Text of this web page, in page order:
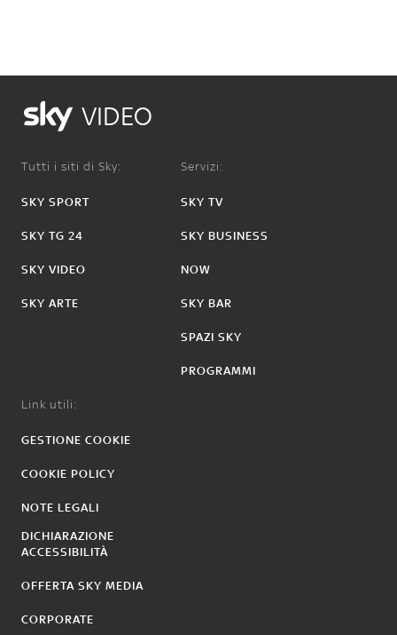
VIDEO
Tutti i siti di Sky:
SKY SPORT
SKY TG 24
SKY VIDEO
SKY ARTE
Servizi:
SKY TV
SKY BUSINESS
NOW
SKY BAR
SPAZI SKY
PROGRAMMI
Link utili:
GESTIONE COOKIE
COOKIE POLICY
NOTE LEGALI
DICHIARAZIONE
ACCESSIBILITÀ
OFFERTA SKY MEDIA
CORPORATE